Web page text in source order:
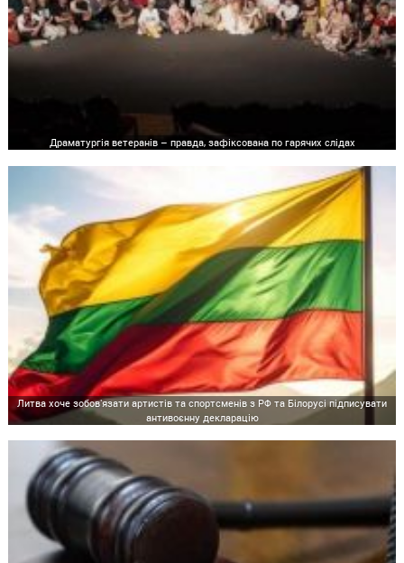
Драматургія ветеранів – правда, зафіксована по гарячих слідах
Литва хоче зобовʼязати артистів та спортсменів з РФ та Білорусі підписувати
антивоєнну декларацію